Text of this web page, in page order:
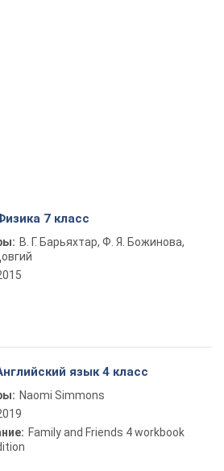
7 класс
В. Г. Барьяхтар, Ф. Я. Божинова,
язык 4 класс
Naomi Simmons
Family and Friends 4 workbook